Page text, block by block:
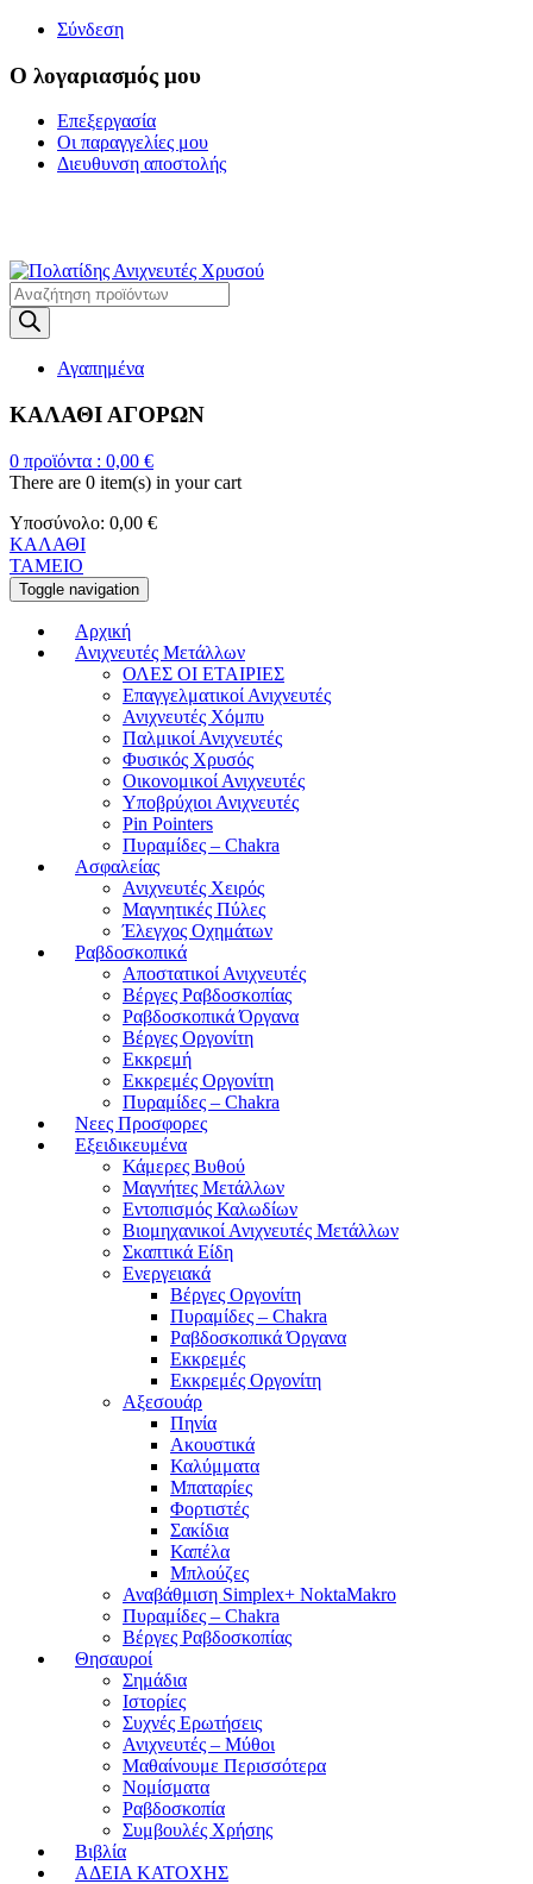
Σύνδεση
Ο λογαριασμός μου
Επεξεργασία
Οι παραγγελίες μου
Διευθυνση αποστολής
Products
search
Αγαπημένα
ΚΑΛΑΘΙ ΑΓΟΡΩΝ
0 προϊόντα : 0,00 €
There are 0 item(s) in your cart
Υποσύνολο: 0,00 €
ΚΑΛΑΘΙ
ΤΑΜΕΙΟ
Toggle navigation
Αρχική
Ανιχνευτές Μετάλλων
ΟΛΕΣ ΟΙ ΕΤΑΙΡΙΕΣ
Επαγγελματικοί Ανιχνευτές
Ανιχνευτές Χόμπυ
Παλμικοί Ανιχνευτές
Φυσικός Χρυσός
Οικονομικοί Ανιχνευτές
Υποβρύχιοι Ανιχνευτές
Pin Pointers
Πυραμίδες – Chakra
Ασφαλείας
Ανιχνευτές Χειρός
Μαγνητικές Πύλες
Έλεγχος Οχημάτων
Ραβδοσκοπικά
Αποστατικοί Ανιχνευτές
Βέργες Ραβδοσκοπίας
Ραβδοσκοπικά Όργανα
Βέργες Οργονίτη
Εκκρεμή
Εκκρεμές Οργονίτη
Πυραμίδες – Chakra
Νεες Προσφορες
Εξειδικευμένα
Κάμερες Βυθού
Μαγνήτες Μετάλλων
Εντοπισμός Καλωδίων
Βιομηχανικοί Ανιχνευτές Μετάλλων
Σκαπτικά Είδη
Ενεργειακά
Βέργες Οργονίτη
Πυραμίδες – Chakra
Ραβδοσκοπικά Όργανα
Εκκρεμές
Εκκρεμές Οργονίτη
Αξεσουάρ
Πηνία
Ακουστικά
Καλύμματα
Μπαταρίες
Φορτιστές
Σακίδια
Καπέλα
Μπλούζες
Αναβάθμιση Simplex+ NoktaMakro
Πυραμίδες – Chakra
Βέργες Ραβδοσκοπίας
Θησαυροί
Σημάδια
Ιστορίες
Συχνές Ερωτήσεις
Ανιχνευτές – Μύθοι
Μαθαίνουμε Περισσότερα
Νομίσματα
Ραβδοσκοπία
Συμβουλές Χρήσης
Βιβλία
ΑΔΕΙΑ ΚΑΤΟΧΗΣ